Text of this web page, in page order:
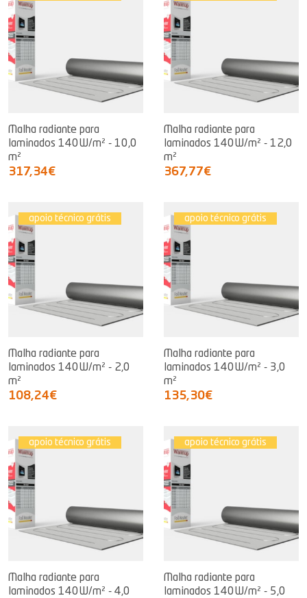
Malha radiante para
laminados 140W/m² - 10,0
m²
317,34€
Malha radiante para
laminados 140W/m² - 12,0
m²
367,77€
apoio técnico grátis
Malha radiante para
laminados 140W/m² - 2,0
m²
108,24€
apoio técnico grátis
Malha radiante para
laminados 140W/m² - 3,0
m²
135,30€
apoio técnico grátis
Malha radiante para
laminados 140W/m² - 4,0
apoio técnico grátis
Malha radiante para
laminados 140W/m² - 5,0